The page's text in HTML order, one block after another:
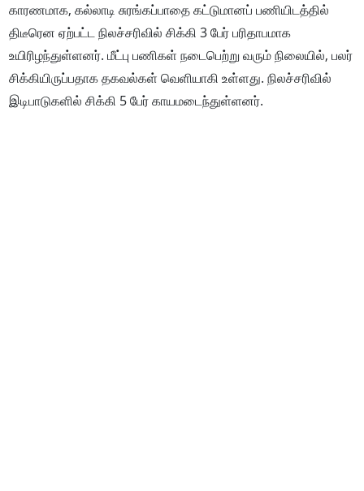
காரணமாக, கல்லாடி சுரங்கப்பாதை கட்டுமானப் பணியிடத்தில்
திடீரென ஏற்பட்ட நிலச்சரிவில் சிக்கி 3 பேர் பரிதாபமாக
உயிரிழந்துள்ளனர். மீட்பு பணிகள் நடைபெற்று வரும் நிலையில், பலர்
சிக்கியிருப்பதாக தகவல்கள் வெளியாகி உள்ளது. நிலச்சரிவில்
இடிபாடுகளில் சிக்கி 5 பேர் காயமடைந்துள்ளனர்.